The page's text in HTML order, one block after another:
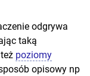
odgrywa
taką
poziomy
opisowy np